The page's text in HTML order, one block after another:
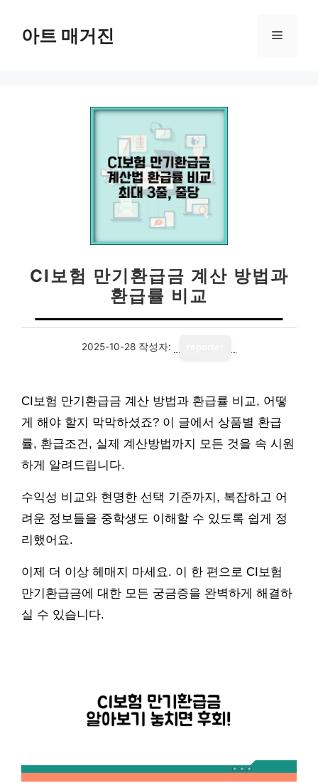
아트 매거진 메
CI보험 만기환급금 계산 방법과
환급률 비교
2025-10-28 작성자:
CI보험 만기환급금 계산 방법과 환급률 비교, 어떻
게 해야 할지 막막하셨죠? 이 글에서 상품별 환급
률, 환급조건, 실제 계산방법까지 모든 것을 속 시원
하게 알려드립니다.
수익성 비교와 현명한 선택 기준까지, 복잡하고 어
려운 정보들을 중학생도 이해할 수 있도록 쉽게 정
리했어요.
이제 더 이상 헤매지 마세요. 이 한 편으로 CI보험
만기환급금에 대한 모든 궁금증을 완벽하게 해결하
실 수 있습니다.